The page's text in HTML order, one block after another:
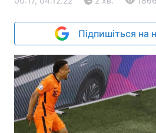
Підпишіться на